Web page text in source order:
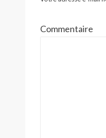
Commentaire